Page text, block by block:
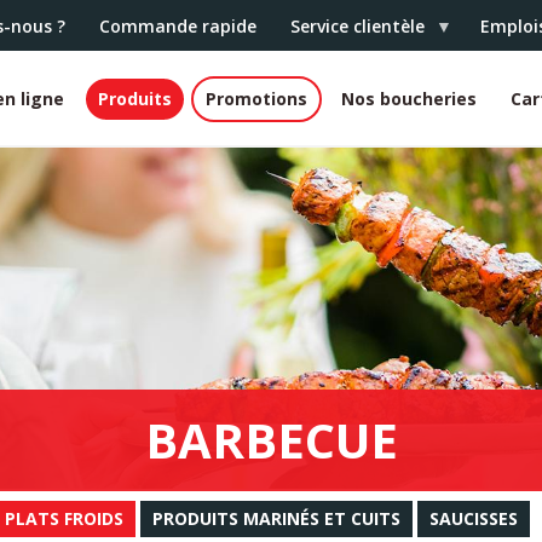
nous ? Commande rapide Service clientèle
ligne Produits Promotions Nos boucheries
BARBECUE
PLATS FROIDS PRODUITS MARINÉS ET CUITS SAUCISSES